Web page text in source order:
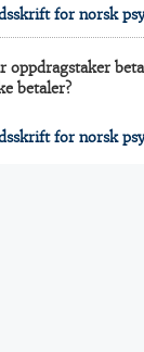
for norsk
oppdragstaker
betaler?
for norsk